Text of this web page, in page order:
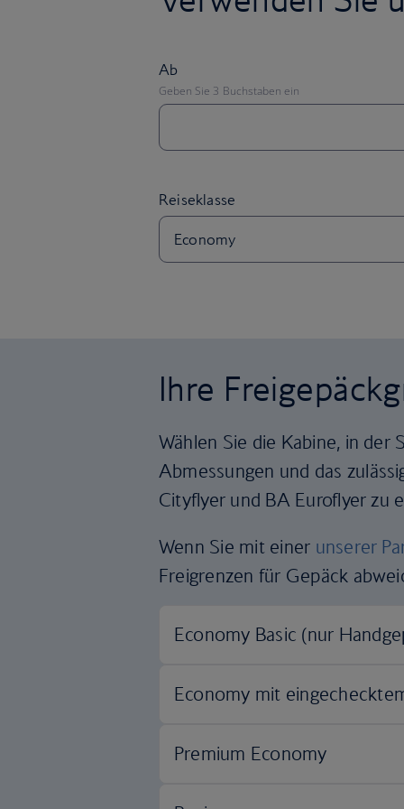
Ihre
Wählen Sie die Kabine, in der
Abmessungen und das
Cityflyer und BA Euroflyer zu
Wenn Sie mit einer unserer
Freigrenzen für Gepäck